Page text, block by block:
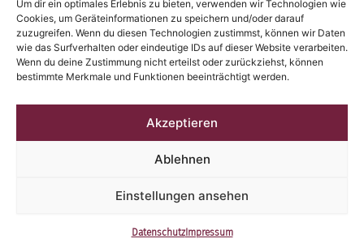
Um dir ein optimales Erlebnis zu bieten, verwenden wir Technologien wie
Cookies, um Geräteinformationen zu speichern und/oder darauf
zuzugreifen. Wenn du diesen Technologien zustimmst, können wir Daten
wie das Surfverhalten oder eindeutige IDs auf dieser Website verarbeiten.
Wenn du deine Zustimmung nicht erteilst oder zurückziehst, können
bestimmte Merkmale und Funktionen beeinträchtigt werden.
Akzeptieren
Ablehnen
Einstellungen ansehen
Daten­schutzImpressum
Büro und Arbeits­platz im Grünen durch Module